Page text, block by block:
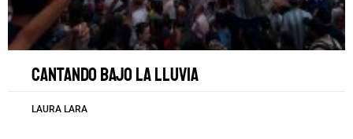
Cantando bajo la lluvia
LAURA LARA